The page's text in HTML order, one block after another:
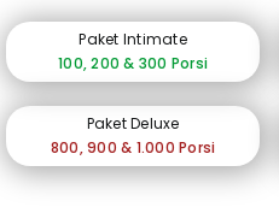
Paket Intimate
100, 200 & 300 Porsi
Paket Deluxe
800, 900 & 1.000 Porsi